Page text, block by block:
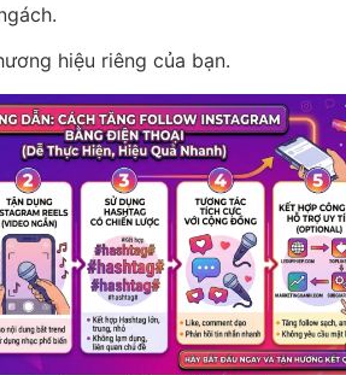
hiệu riêng của bạn.